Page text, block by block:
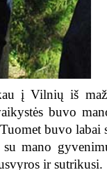
į Vilnių iš
buvo
buvo
su mano
ir sutrikusi.